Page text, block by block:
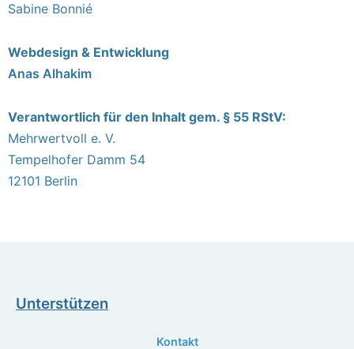
Sabine Bonnié
Webdesign & Entwicklung
Anas Alhakim
Verantwortlich für den Inhalt gem. § 55 RStV:
Mehrwertvoll e. V.
Tempelhofer Damm 54
12101 Berlin
Unterstützen
Kontakt